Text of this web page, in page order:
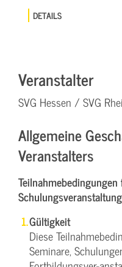
DETAILS
Veranstalter
SVG Hessen / SVG
Allgemeine
Veranstalters
Gültigkeit
Diese
Seminare,